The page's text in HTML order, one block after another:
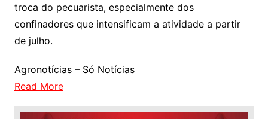
troca do pecuarista, especialmente dos
confinadores que intensificam a atividade a partir
de julho.
Agronotícias – Só Notícias
Read More